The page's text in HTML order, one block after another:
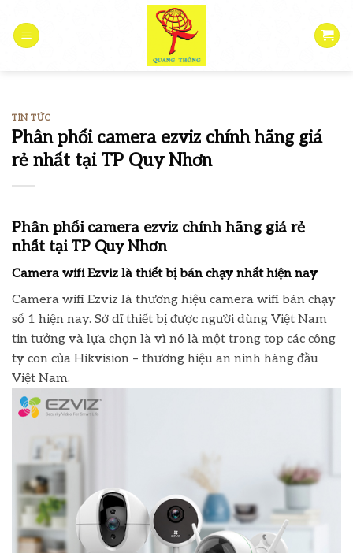
content
TIN TỨC
Phân phối camera ezviz chính hãng giá
rẻ nhất tại TP Quy Nhơn
Phân phối camera ezviz chính hãng giá rẻ
nhất tại TP Quy Nhơn
Camera wifi Ezviz là thiết bị bán chạy nhất hiện nay
Camera wifi Ezviz là thương hiệu camera wifi bán chạy
số 1 hiện nay. Sở dĩ thiết bị được người dùng Việt Nam
tin tưởng và lựa chọn là vì nó là một trong top các công
ty con của Hikvision – thương hiệu an ninh hàng đầu
Việt Nam.